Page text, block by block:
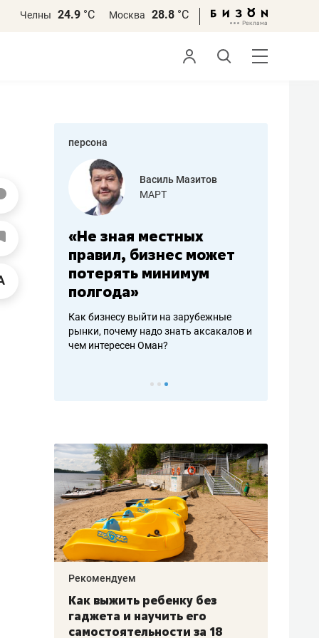
Челны 24.9 °С Москва 28.8 °С
персона
работа
Василь Мазитов
МАРТ
«Не зная местных
правил, бизнес может
потерять минимум
полгода»
Как бизнесу выйти на зарубежные
рынки, почему надо знать аксакалов и
чем интересен Оман?
–
Рекомендуем
Как выжить ребенку без
гаджета и научить его
самостоятельности за 18